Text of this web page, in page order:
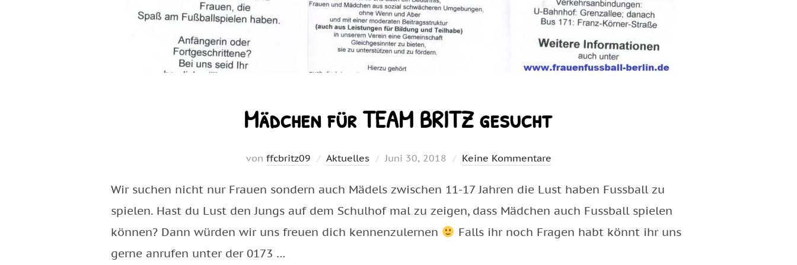
Mädchen für TEAM BRITZ gesucht
von ffcbritz09 Aktuelles
Veröffentlicht
Juni 30, 2018 Keine Kommentare
Wir suchen nicht nur Frauen sondern auch Mädels zwischen 11-17 Jahren die Lust haben Fussball zu
spielen. Hast du Lust den Jungs auf dem Schulhof mal zu zeigen, dass Mädchen auch Fussball spielen
können? Dann würden wir uns freuen dich kennenzulernen
Falls ihr noch Fragen habt könnt ihr uns
gerne anrufen unter der 0173 …